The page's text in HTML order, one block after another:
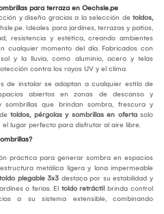
para terraza en Oechsle.pe
y diseño gracias a la selección de toldos,
Ideales para jardines, terrazas y patios,
resistencia y estética, creando ambientes
cualquier momento del día. Fabricados con
y la lluvia, como aluminio, acero y telas
contra los rayos UV y el clima.
de instalar se adaptan a cualquier estilo de
abiertos en zonas de descanso y
sombrillas que brindan sombra, frescura y
toldos, pérgolas y sombrillas en oferta solo
lugar perfecto para disfrutar al aire libre.
práctica para generar sombra en espacios
metálica ligera y lona impermeable
toldo plegable 3x3 destaca por su estabilidad y
o ferias. El toldo retráctil brinda control
a su sistema extensible, combinando